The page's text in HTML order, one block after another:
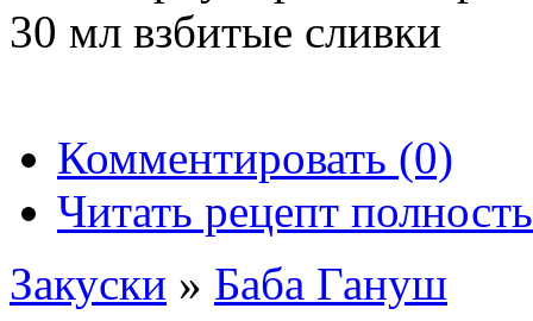
30 мл взбитые сливки
Комментировать (0)
Читать рецепт
Закуски » Баба Гануш